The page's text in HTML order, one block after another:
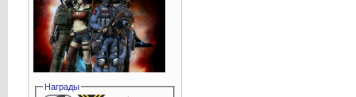
Награды